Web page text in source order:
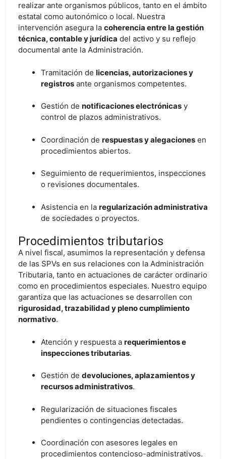
realizar ante organismos públicos, tanto en el ámbito
estatal como autonómico o local. Nuestra
intervención asegura la coherencia entre la gestión
técnica, contable y jurídica del activo y su reflejo
documental ante la Administración.
Tramitación de licencias, autorizaciones y
registros ante organismos competentes.
Gestión de notificaciones electrónicas y
control de plazos administrativos.
Coordinación de respuestas y alegaciones en
procedimientos abiertos.
Seguimiento de requerimientos, inspecciones
o revisiones documentales.
Asistencia en la regularización administrativa
de sociedades o proyectos.
Procedimientos tributarios
A nivel fiscal, asumimos la representación y defensa
de las SPVs en sus relaciones con la Administración
Tributaria, tanto en actuaciones de carácter ordinario
como en procedimientos especiales. Nuestro equipo
garantiza que las actuaciones se desarrollen con
rigurosidad, trazabilidad y pleno cumplimiento
normativo.
Atención y respuesta a requerimientos e
inspecciones tributarias.
Gestión de devoluciones, aplazamientos y
recursos administrativos.
Regularización de situaciones fiscales
pendientes o contingencias detectadas.
Coordinación con asesores legales en
procedimientos contencioso-administrativos.